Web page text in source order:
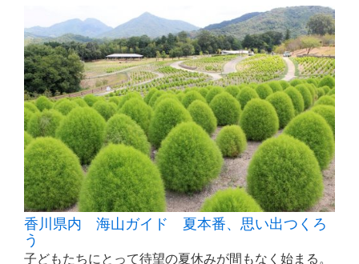
香川県内 海山ガイド 夏本番、思い出つくろ
う
子どもたちにとって待望の夏休みが間もなく始まる。